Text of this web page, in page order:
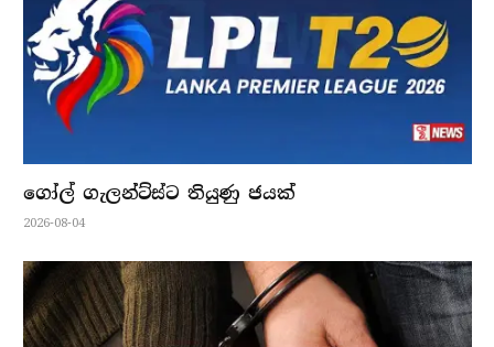
ගෝල් ගැලන්ට්ස්ට තියුණු ජයක්
2026-08-04